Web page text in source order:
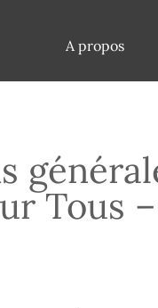
A propos
Tous